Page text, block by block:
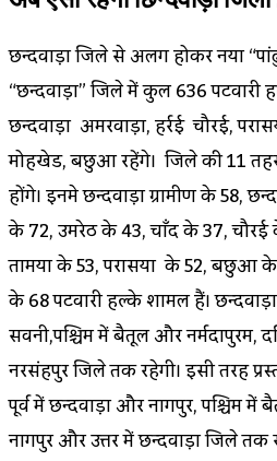
छिन्दवाड़ा जिले से अलग होकर नया
“छिन्दवाड़ा” जिले में कुल 636
छिन्दवाड़ा अमरवाड़ा, हर्रई चौरई,
मोहखेड, बिछुआ रहेंगे। जिले की 11
होंगे। इनमे छिन्दवाड़ा ग्रामीण के 58,
के 72, उमरेठ के 43, चाँद के 37, चौरई
तामिया के 53, परासिया के 52,
के 68 पटवारी हल्के शामिल हैं।
सिवनी,पश्चिम में बैतूल और नर्मदापुरम,
नरसिंहपुर जिले तक रहेगी। इसी तरह
पूर्व में छिन्दवाड़ा और नागपुर, पश्चिम
नागपुर और उत्तर में छिन्दवाड़ा जिले तक